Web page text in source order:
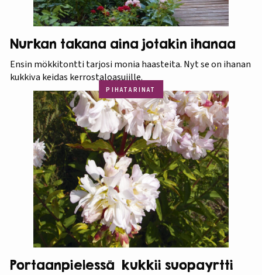
Nurkan takana aina jotakin ihanaa
Ensin mökkitontti tarjosi monia haasteita. Nyt se on ihanan
kukkiva keidas kerrostaloasujille.
PIHATARINAT
Portaanpielessä kukkii suopayrtti